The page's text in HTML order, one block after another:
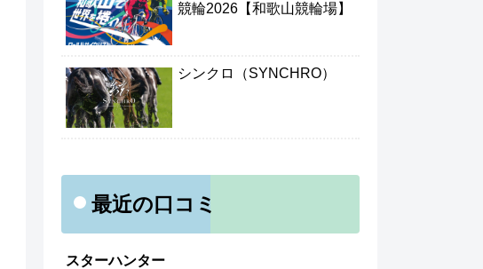
競輪2026【和歌山競輪場】
シンクロ（SYNCHRO）
最近の口コミ
スターハンター